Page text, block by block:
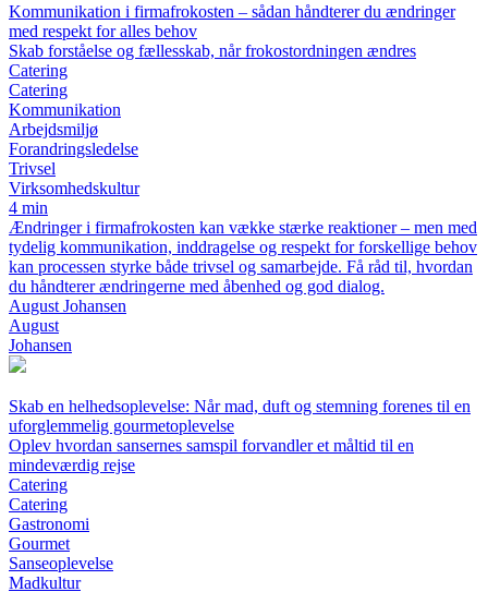
Kommunikation i firmafrokosten – sådan håndterer du ændringer
med respekt for alles behov
Skab forståelse og fællesskab, når frokostordningen ændres
Catering
Catering
Kommunikation
Arbejdsmiljø
Forandringsledelse
Trivsel
Virksomhedskultur
4 min
Ændringer i firmafrokosten kan vække stærke reaktioner – men med
tydelig kommunikation, inddragelse og respekt for forskellige behov
kan processen styrke både trivsel og samarbejde. Få råd til, hvordan
du håndterer ændringerne med åbenhed og god dialog.
August Johansen
August
Johansen
Skab en helhedsoplevelse: Når mad, duft og stemning forenes til en
uforglemmelig gourmetoplevelse
Oplev hvordan sansernes samspil forvandler et måltid til en
mindeværdig rejse
Catering
Catering
Gastronomi
Gourmet
Sanseoplevelse
Madkultur